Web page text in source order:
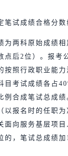
笔试成绩合格分数
为两科原始成绩相
点后2位）。报考
按照行政职业能力
目考试成绩各占
例合成笔试总成绩
以报名时的任职为
面向服务基层项目
的，笔试总成绩加